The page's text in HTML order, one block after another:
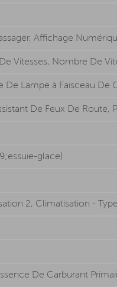
Affichage
Vitesses, Nombre De
De Lampe à Faisceau
De Feux De
glace)
2, Climatisation -
De Carburant